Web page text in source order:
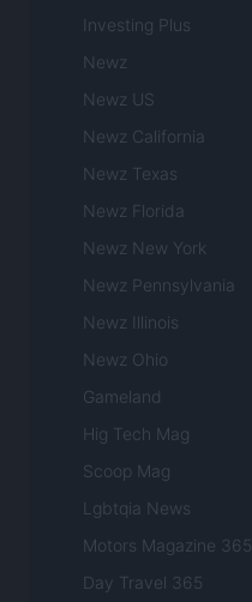
Investing Plus
Newz
Newz US
Newz California
Newz Texas
Newz Florida
Newz New York
Newz Pennsylvania
Newz Illinois
Newz Ohio
Gameland
Hig Tech Mag
Scoop Mag
Lgbtqia News
Motors Magazine 365
Day Travel 365